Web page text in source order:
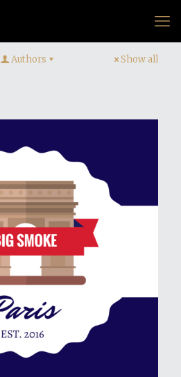
Authors Show all